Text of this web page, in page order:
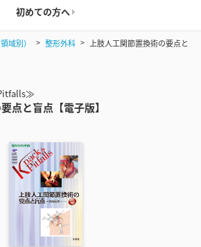
初めての方へ
域別） 整形外科
上肢人工関節置換術の要点と
点と盲点【電子版】